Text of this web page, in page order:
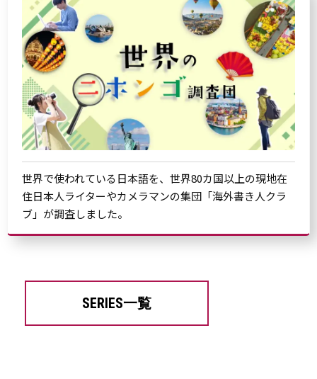
世界で使われている日本語を、世界80カ国以上の現地在
住日本人ライターやカメラマンの集団「海外書き人クラ
ブ」が調査しました。
SERIES一覧